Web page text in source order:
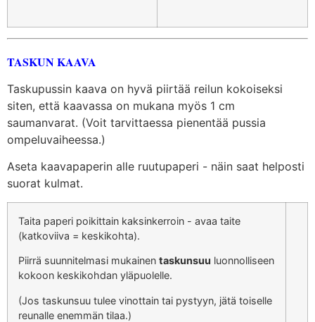
TASKUN KAAVA
Taskupussin kaava on hyvä piirtää reilun kokoiseksi
siten, että kaavassa on mukana myös 1 cm
saumanvarat. (Voit tarvittaessa pienentää pussia
ompeluvaiheessa.)
Aseta kaavapaperin alle ruutupaperi - näin saat helposti
suorat kulmat.
Taita paperi poikittain kaksinkerroin - avaa taite
(katkoviiva = keskikohta).
Piirrä suunnitelmasi mukainen taskunsuu luonnolliseen
kokoon keskikohdan yläpuolelle.
(Jos taskunsuu tulee vinottain tai pystyyn, jätä toiselle
reunalle enemmän tilaa.)